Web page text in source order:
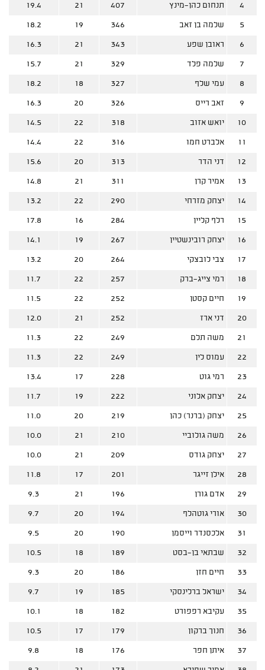
4 תנחום כהן-מינץ 407
21
19.4
5 שלמה בן זאב 346
19
18.2
6 ראובן שפע 343
21
16.3
7 שלמה פלד 329
21
15.7
8 עמי שלף 327
18
18.2
9 זאב רייס 326
20
16.3
10 יואש אזוב 318
22
14.5
11 אלברט חמו 316
22
14.4
12 דני הדר 313
20
15.6
13 אמיר קרן 311
21
14.8
14 יצחק מזרחי 290
22
13.2
15 רלף קליין 284
16
17.8
16 יצחק רובינשטיין 267
19
14.1
17 צבי לובצקי 264
20
13.2
18 רמי צייג-ברק 257
22
11.7
19 חיים קסטן 252
22
11.5
20 דני ארז 252
21
12.0
21 משה תלם 249
22
11.3
22 עמוס לין 249
22
11.3
23 רמי גוט 228
17
13.4
24 יצחק אלוני 222
19
11.7
25 יצחק (ברנר) כהן 219
20
11.0
26 משה גולוביי 210
21
10.0
27 יצחק גודס 209
21
10.0
28 אילן זייגר 201
17
11.8
29 אדם גורן 196
21
9.3
30 אורי גוטהלף 194
20
9.7
31 אלכסנדר וייסמן 190
20
9.5
32 שבתאי בן-בסט 189
18
10.5
33 חיים חזן 186
20
9.3
34 ישראל ברלינסקי 185
19
9.7
35 עקיבא רפפורט 182
18
10.1
36 חנוך ברקון 179
17
10.5
37 איתן חפר 176
18
9.8